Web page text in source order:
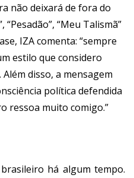
não deixará de fora do
“Meu Talismã”
IZA comenta: “sempre
estilo que considero
disso, a mensagem
política defendida
ressoa muito comigo.”
há algum tempo.